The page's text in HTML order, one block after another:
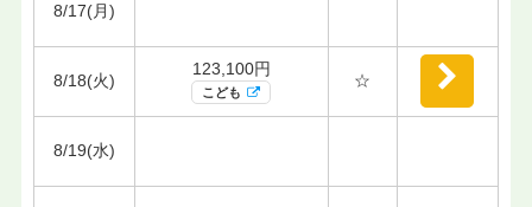
8/17(月)
8/18(火)
123,100円
こども
☆
8/19(水)